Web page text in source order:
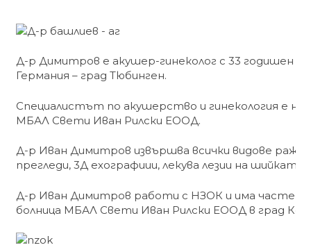
Д-р Димитров е акушер-гинеколог с 33 годишен
Германия – град Тюбинген.
Специалистът по акушерство и гинекология е
МБАЛ Свети Иван Рилски ЕООД.
Д-р Иван Димитров извършва всички видове
прегледи, 3Д ехографиии, лекува лезии на
Д-р Иван Димитров работи с НЗОК и има частен
болница МБАЛ Свети Иван Рилски ЕООД в град